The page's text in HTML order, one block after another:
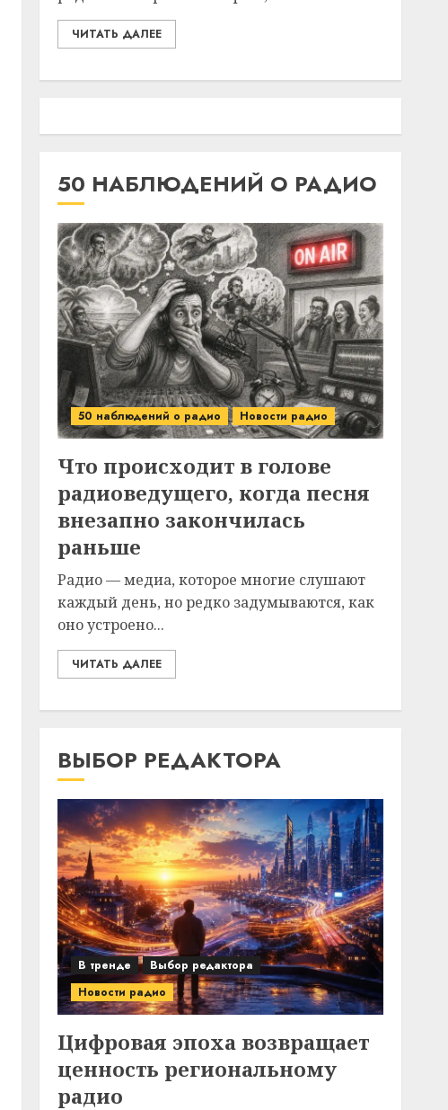
ЧИТАТЬ ДАЛЕЕ
50 НАБЛЮДЕНИЙ О РАДИО
50 наблюдений о радио Новости радио
Что происходит в голове
радиоведущего, когда песня
внезапно закончилась
раньше
Радио — медиа, которое многие слушают
каждый день, но редко задумываются, как
оно устроено...
ЧИТАТЬ ДАЛЕЕ
ВЫБОР РЕДАКТОРА
В тренде
Выбор редактора
Новости радио
Цифровая эпоха возвращает
ценность региональному
радио